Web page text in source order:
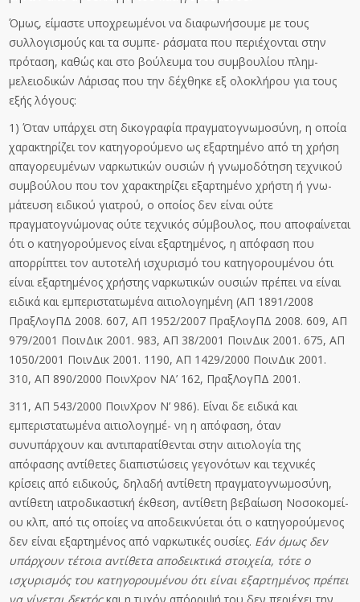
Όμως, είμαστε υποχρεωμένοι να διαφωνήσουμε με τους
συλλογισμούς και τα συμπε- ράσματα που περιέχονται στην
πρόταση, καθώς και στο βούλευμα του συμβουλίου πλημ-
μελειοδικών Λάρισας που την δέχθηκε εξ ολοκλήρου για τους
εξής λόγους:
1) Όταν υπάρχει στη δικογραφία πραγματογνωμοσύνη, η οποία
χαρακτηρίζει τον κατηγορούμενο ως εξαρτημένο από τη χρήση
απαγορευμένων ναρκωτικών ουσιών ή γνωμοδότηση τεχνικού
συμβούλου που τον χαρακτηρίζει εξαρτημένο χρήστη ή γνω-
μάτευση ειδικού γιατρού, ο οποίος δεν είναι ούτε
πραγματογνώμονας ούτε τεχνικός σύμβουλος, που αποφαίνεται
ότι ο κατηγορούμενος είναι εξαρτημένος, η απόφαση που
απορρίπτει τον αυτοτελή ισχυρισμό του κατηγορουμένου ότι
είναι εξαρτημένος χρήστης ναρκωτικών ουσιών πρέπει να είναι
ειδικά και εμπεριστατωμένα αιτιολογημένη (ΑΠ 1891/2008
ΠραξΛογΠΔ 2008. 607, ΑΠ 1952/2007 ΠραξΛογΠΔ 2008. 609, ΑΠ
979/2001 ΠοινΔικ 2001. 983, ΑΠ 38/2001 ΠοινΔικ 2001. 675, ΑΠ
1050/2001 ΠοινΔικ 2001. 1190, ΑΠ 1429/2000 ΠοινΔικ 2001.
310, ΑΠ 890/2000 ΠοινΧρον ΝΑ’ 162, ΠραξΛογΠΔ 2001.
311, ΑΠ 543/2000 ΠοινΧρον Ν’ 986). Είναι δε ειδικά και
εμπεριστατωμένα αιτιολογημέ- νη η απόφαση, όταν
συνυπάρχουν και αντιπαρατίθενται στην αιτιολογία της
απόφασης αντίθετες διαπιστώσεις γεγονότων και τεχνικές
κρίσεις από ειδικούς, δηλαδή αντίθετη πραγματογνωμοσύνη,
αντίθετη ιατροδικαστική έκθεση, αντίθετη βεβαίωση Νοσοκομεί-
ου κλπ, από τις οποίες να αποδεικνύεται ότι ο κατηγορούμενος
δεν είναι εξαρτημένος από ναρκωτικές ουσίες. Εάν όμως δεν
υπάρχουν τέτοια αντίθετα αποδεικτικά στοιχεία, τότε ο
ισχυρισμός του κατηγορουμένου ότι είναι εξαρτημένος πρέπει